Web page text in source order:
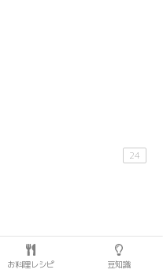
24
34
お料理レシピ 豆知識